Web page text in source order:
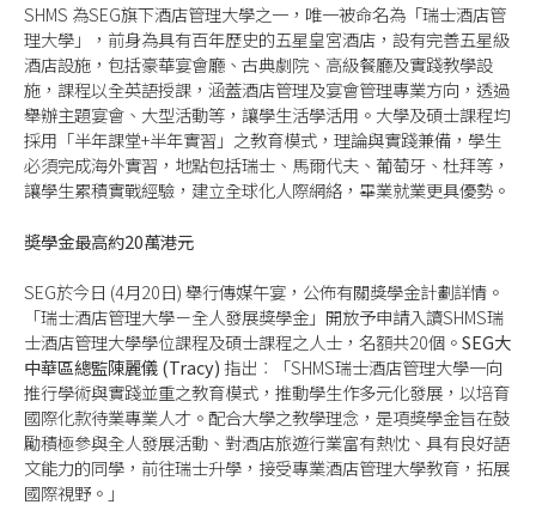
SHMS 為SEG旗下酒店管理大學之一，唯一被命名為「瑞士酒店管
理大學」，前身為具有百年歷史的五星皇宮酒店，設有完善五星級
酒店設施，包括豪華宴會廳、古典劇院、高級餐廳及實踐教學設
施，課程以全英語授課，涵蓋酒店管理及宴會管理專業方向，透過
舉辦主題宴會、大型活動等，讓學生活學活用。大學及碩士課程均
採用「半年課堂+半年實習」之教育模式，理論與實踐兼備，學生
必須完成海外實習，地點包括瑞士、馬爾代夫、葡萄牙、杜拜等，
讓學生累積實戰經驗，建立全球化人際網絡，畢業就業更具優勢。
奬學金最高約20萬港元
SEG於今日 (4月20日) 舉行傳媒午宴，公佈有關獎學金計劃詳情。
「瑞士酒店管理大學－全人發展獎學金」開放予申請入讀SHMS瑞
士酒店管理大學學位課程及碩士課程之人士，名額共20個。SEG大
中華區總監陳麗儀(Tracy)指出︰「SHMS瑞士酒店管理大學一向
推行學術與實踐並重之教育模式，推動學生作多元化發展，以培育
國際化款待業專業人才。配合大學之教學理念，是項獎學金旨在鼓
勵積極參與全人發展活動、對酒店旅遊行業富有熱忱、具有良好語
文能力的同學，前往瑞士升學，接受專業酒店管理大學教育，拓展
國際視野。」